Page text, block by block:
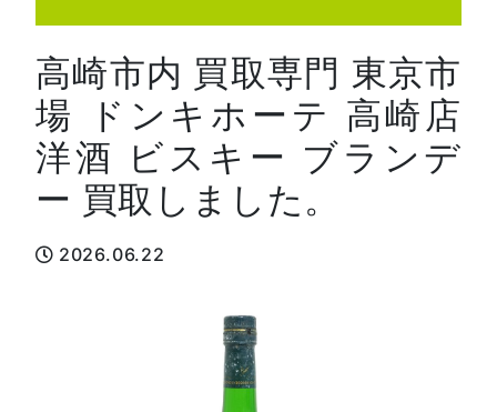
高崎市内 買取専門 東京市
場 ドンキホーテ 高崎店
洋酒 ビスキー ブランデ
ー 買取しました。
2026.06.22